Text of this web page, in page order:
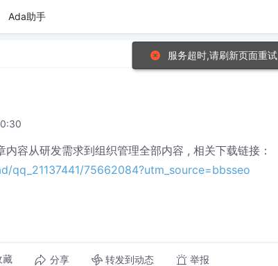
Ada助手
容从研发需求到组织管理全部内容 , 相关下载链接：
qq_21137441/75662084?utm_source=bbsseo
藏 分享 转发到动态 举报
服务超时,请刷新页面重试